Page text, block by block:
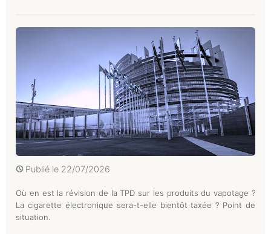
Publié le 22/07/2026
Où en est la révision de la TPD sur les produits du vapotage ?
La cigarette électronique sera-t-elle bientôt taxée ? Point de
situation.